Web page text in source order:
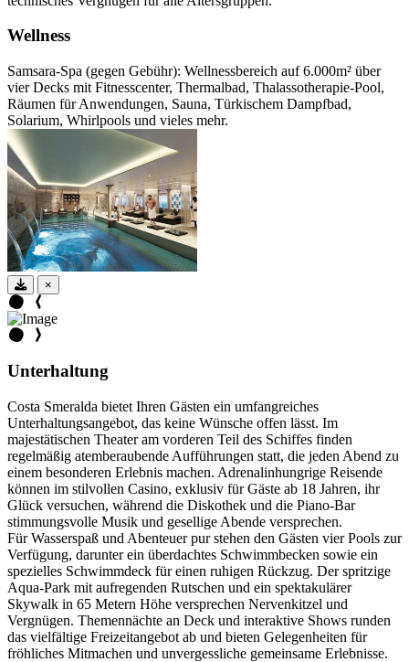
Wellness
Samsara-Spa (gegen Gebühr): Wellnessbereich auf 6.000m² über
vier Decks mit Fitnesscenter, Thermalbad, Thalassotherapie-Pool,
Räumen für Anwendungen, Sauna, Türkischem Dampfbad,
Solarium, Whirlpools und vieles mehr.
×
Unterhaltung
Costa Smeralda bietet Ihren Gästen ein umfangreiches
Unterhaltungsangebot, das keine Wünsche offen lässt. Im
majestätischen Theater am vorderen Teil des Schiffes finden
regelmäßig atemberaubende Aufführungen statt, die jeden Abend zu
einem besonderen Erlebnis machen. Adrenalinhungrige Reisende
können im stilvollen Casino, exklusiv für Gäste ab 18 Jahren, ihr
Glück versuchen, während die Diskothek und die Piano-Bar
stimmungsvolle Musik und gesellige Abende versprechen.
Für Wasserspaß und Abenteuer pur stehen den Gästen vier Pools zur
Verfügung, darunter ein überdachtes Schwimmbecken sowie ein
spezielles Schwimmdeck für einen ruhigen Rückzug. Der spritzige
Aqua-Park mit aufregenden Rutschen und ein spektakulärer
Skywalk in 65 Metern Höhe versprechen Nervenkitzel und
Vergnügen. Themennächte an Deck und interaktive Shows runden
das vielfältige Freizeitangebot ab und bieten Gelegenheiten für
fröhliches Mitmachen und unvergessliche gemeinsame Erlebnisse.